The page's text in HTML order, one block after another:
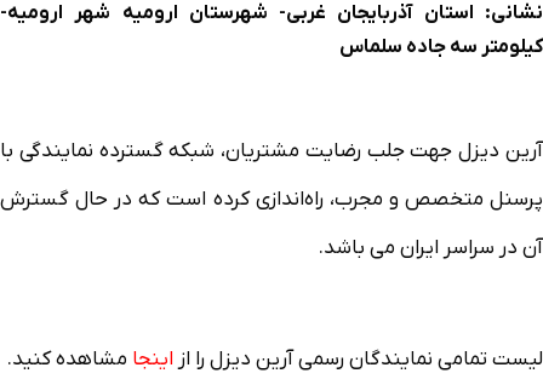
نشانی: استان آذربایجان غربی- شهرستان ارومیه شهر ارومیه-
کیلومتر سه جاده سلماس
آرین دیزل جهت جلب رضایت مشتریان، شبکه گسترده نمایندگی با
پرسنل متخصص و مجرب، راه‌اندازی کرده است که در حال گسترش
آن در سراسر ایران می باشد.
لیست تمامی نمایندگان رسمی آرین دیزل را از اینجا مشاهده کنید.